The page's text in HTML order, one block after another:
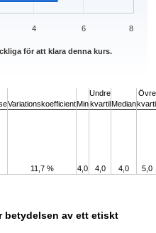
för att klara denna kurs.
4 6 8
VariationskoefficientMin
Undre
kvartilMedian
Övre
11,7 % 4,0 4,0 4,0 5,0
betydelsen av ett etiskt